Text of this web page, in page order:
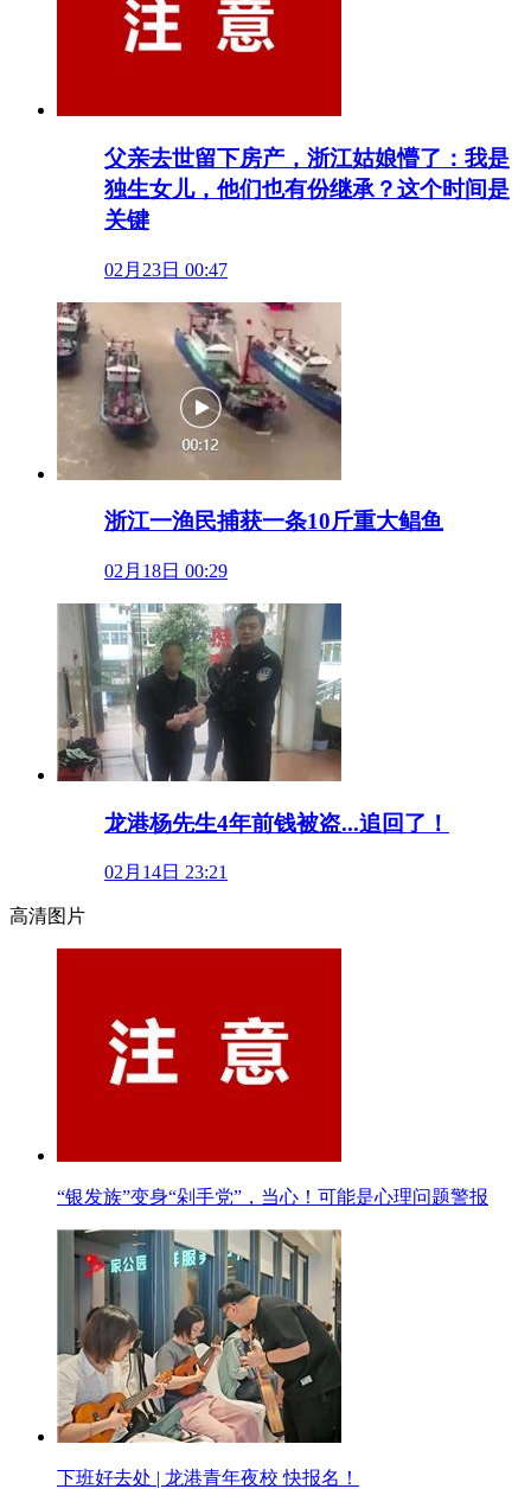
父亲去世留下房产，浙江姑娘懵了：我是
独生女儿，他们也有份继承？这个时间是
关键
02月23日 00:47
浙江一渔民捕获一条10斤重大鲳鱼
02月18日 00:29
龙港杨先生4年前钱被盗...追回了！
02月14日 23:21
高清图片
“银发族”变身“剁手党”，当心！可能是心理问题警报
下班好去处 | 龙港青年夜校 快报名！